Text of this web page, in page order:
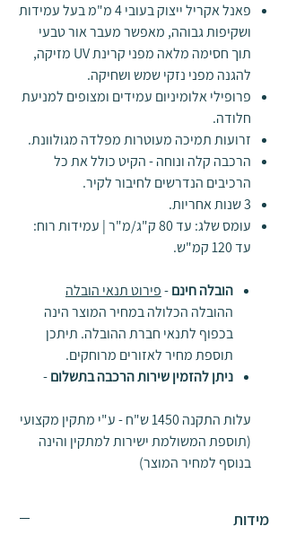
פאנל אקריל ייצוק בעובי 4 מ"מ בעל עמידות
ושקיפות גבוהה, מאפשר מעבר אור טבעי
תוך חסימה מלאה מפני קרינת UV מזיקה,
להגנה מפני נזקי שמש ושחיקה.
פרופילי אלומיניום עמידים ומצופים למניעת
חלודה.
זרועות תמיכה מעוטרות מפלדה מגולוונת.
הרכבה קלה ונוחה - הקיט כולל את כל
הרכיבים הנדרשים לחיבור לקיר.
3 שנות אחריות.
עומס שלג: עד 80 ק"ג/מ"ר | עמידות רוח:
עד 120 קמ"ש.
הובלה חינם-פירוט תנאי הובלה
ההובלה הכלולה במחיר המוצר הינה
בכפוף לתנאי חברת ההובלה. תיתכן
תוספת מחיר לאזורים מרוחקים.
ניתן להזמין שירות הרכבה בתשלום-
עלות התקנה 1450 ש"ח - ע"י מתקין מקצועי
(תוספת המשולמת ישירות למתקין והינה
בנוסף למחיר המוצר)
מידות